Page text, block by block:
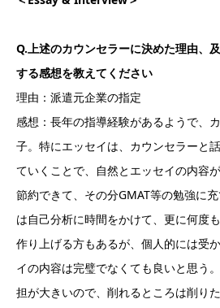
Q.上述のカウンセラーに決めた理由、
する感想を教えてください
理由：派遣元企業の指定
感想：長年の指導経験があるようで、
子。特にエッセイは、カウンセラーと
ていくことで、自然とエッセイの内容
節約できて、その分GMAT等の勉強に
は自己分析に時間をかけて、更に何度
作り上げる方もあるが、個人的には受
イの内容は完璧でなくても良いと思う
担が大きいので、削れるところは削りた